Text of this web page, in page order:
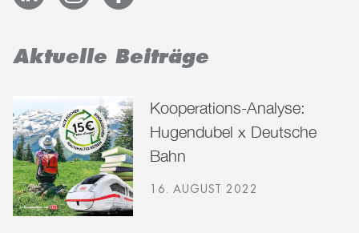
Aktuelle Beiträge
Kooperations-Analyse:
Hugendubel x Deutsche
Bahn
16. AUGUST 2022